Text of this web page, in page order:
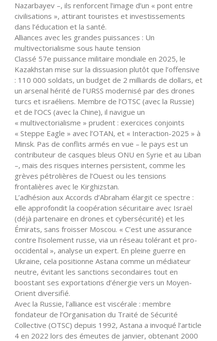
Nazarbayev –, ils renforcent l’image d’un « pont entre
civilisations », attirant touristes et investissements
dans l’éducation et la santé.
Alliances avec les grandes puissances : Un
multivectorialisme sous haute tension
Classé 57e puissance militaire mondiale en 2025, le
Kazakhstan mise sur la dissuasion plutôt que l’offensive
: 110 000 soldats, un budget de 2 milliards de dollars, et
un arsenal hérité de l’URSS modernisé par des drones
turcs et israéliens. Membre de l’OTSC (avec la Russie)
et de l’OCS (avec la Chine), il navigue un
« multivectorialisme » prudent : exercices conjoints
« Steppe Eagle » avec l’OTAN, et « Interaction-2025 » à
Minsk. Pas de conflits armés en vue – le pays est un
contributeur de casques bleus ONU en Syrie et au Liban
–, mais des risques internes persistent, comme les
grèves pétrolières de l’Ouest ou les tensions
frontalières avec le Kirghizstan.
L’adhésion aux Accords d’Abraham élargit ce spectre :
elle approfondit la coopération sécuritaire avec Israël
(déjà partenaire en drones et cybersécurité) et les
Émirats, sans froisser Moscou. « C’est une assurance
contre l’isolement russe, via un réseau tolérant et pro-
occidental », analyse un expert. En pleine guerre en
Ukraine, cela positionne Astana comme un médiateur
neutre, évitant les sanctions secondaires tout en
boostant ses exportations d’énergie vers un Moyen-
Orient diversifié.
Avec la Russie, l’alliance est viscérale : membre
fondateur de l’Organisation du Traité de Sécurité
Collective (OTSC) depuis 1992, Astana a invoqué l’article
4 en 2022 lors des émeutes de janvier, obtenant 2000